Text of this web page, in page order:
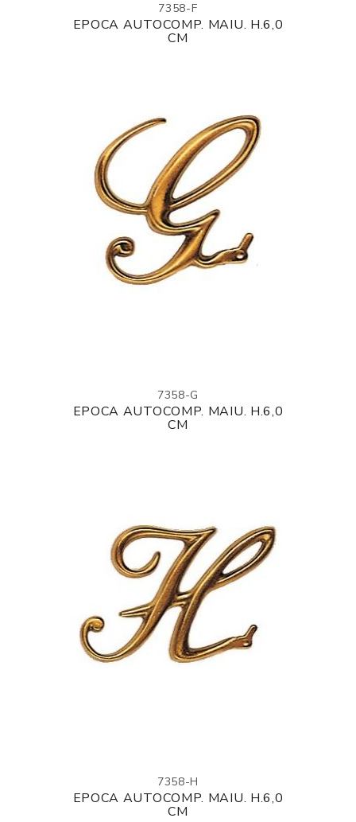
7358-F
EPOCA AUTOCOMP. MAIU. H.6,0
CM
7358-G
EPOCA AUTOCOMP. MAIU. H.6,0
CM
7358-H
EPOCA AUTOCOMP. MAIU. H.6,0
CM